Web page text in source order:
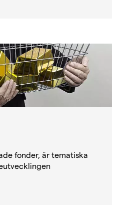
fonder, är tematiska